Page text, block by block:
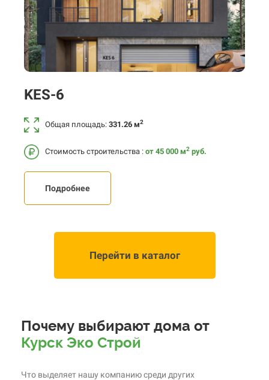
KES-6
Общая площадь: 331.26 м2
Стоимость строительства : от 45 000 м2 руб.
Подробнее
Перейти в каталог
Почему выбирают дома от
Курск Эко Строй
Что выделяет нашу компанию среди других